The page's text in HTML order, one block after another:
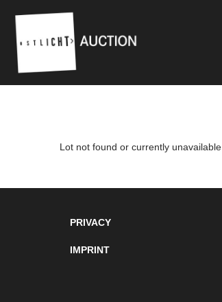
Lot not found or currently unavailable
PRIVACY
IMPRINT